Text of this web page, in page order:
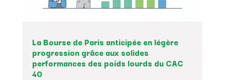
La Bourse de Paris anticipée en légère
progression grâce aux solides
performances des poids lourds du CAC
40